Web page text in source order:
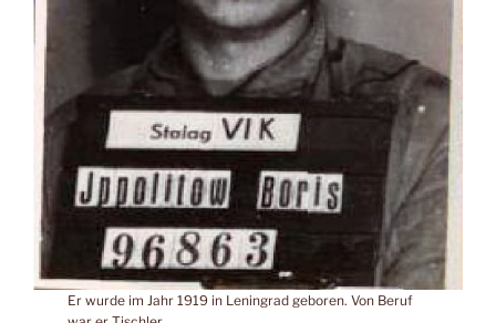
Er wurde im Jahr 1919 in Leningrad geboren. Von Beruf